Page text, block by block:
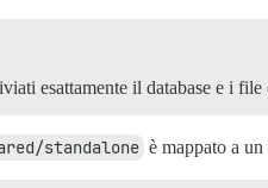
esattamente il database e i
standalone è mappato a